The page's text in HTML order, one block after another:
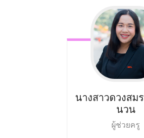
นางสาวดวงสมร
นวน
ผู้ช่วยครู